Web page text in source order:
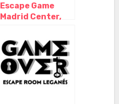
Escape Game
Madrid Center,